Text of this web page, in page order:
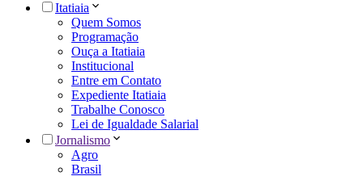
Itatiaia
Quem Somos
Programação
Ouça a Itatiaia
Institucional
Entre em Contato
Expediente Itatiaia
Trabalhe Conosco
Lei de Igualdade Salarial
Jornalismo
Agro
Brasil